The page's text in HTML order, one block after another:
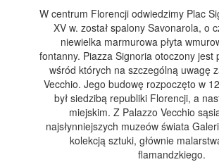
W centrum Florencji odwiedzimy Plac
XV w. został spalony Savonarola, o
niewielka marmurowa płyta
fontanny. Piazza Signoria otoczony jest
wśród których na szczególną uwagę
Vecchio. Jego budowę rozpoczęto w
był siedzibą republiki Florencji, a
miejskim. Z Palazzo Vecchio
najsłynniejszych muzeów świata
kolekcją sztuki, głównie
flamandzkiego.